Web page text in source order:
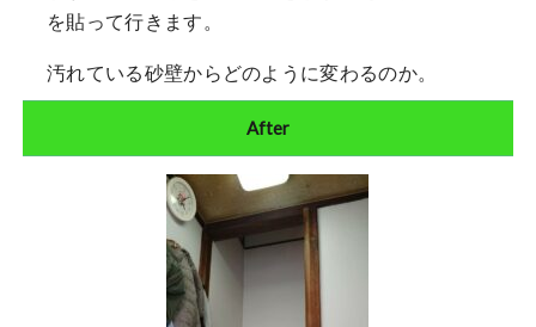
を貼って行きます。
汚れている砂壁からどのように変わるのか。
After